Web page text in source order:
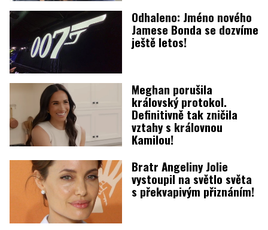
Odhaleno: Jméno nového
Jamese Bonda se dozvíme
ještě letos!
Meghan porušila
královský protokol.
Definitivně tak zničila
vztahy s královnou
Kamilou!
Bratr Angeliny Jolie
vystoupil na světlo světa
s překvapivým přiznáním!